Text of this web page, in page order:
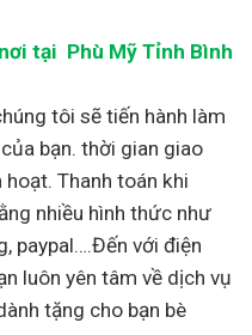
tại Phù Mỹ Tỉnh Bình
tôi sẽ tiến hành làm
bạn. thời gian giao
Thanh toán khi
nhiều hình thức như
paypal….Đến với điện
luôn yên tâm về dịch vụ
tặng cho bạn bè